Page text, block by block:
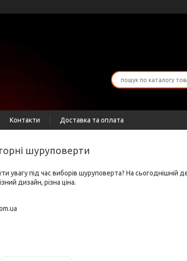
Контакти Доставка та оплата
шуруповерти
увагу під час виборів шуруповерта? На сьогоднішній
дизайн, різна ціна.